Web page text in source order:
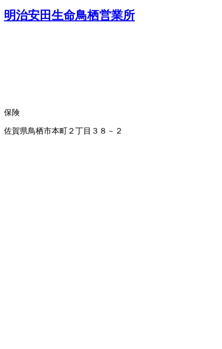
明治安田生命鳥栖営業所
保険
佐賀県鳥栖市本町２丁目３８－２